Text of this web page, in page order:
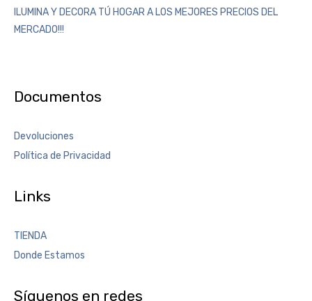
ILUMINA Y DECORA TÚ HOGAR A LOS MEJORES PRECIOS DEL
MERCADO!!!
Documentos
Devoluciones
Política de Privacidad
Links
TIENDA
Donde Estamos
Síguenos en redes